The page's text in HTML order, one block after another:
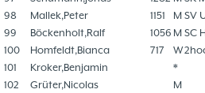
98
Mallek,Peter 1151 M SV
99
Böckenholt,Ralf 1056 M SC
100
Homfeldt,Bianca 717 W
101
Kroker,Benjamin *
102
Grüter,Nicolas M